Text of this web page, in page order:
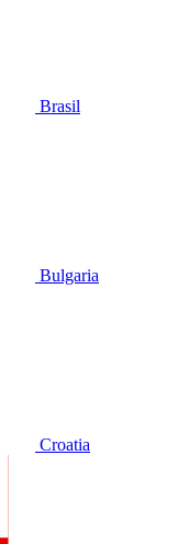
Brasil
Bulgaria
Croatia